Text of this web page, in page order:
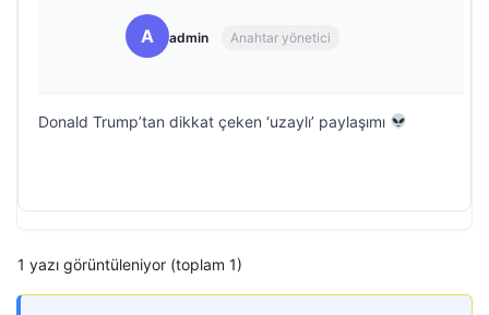
A admin Anahtar yönetici
Donald Trump’tan dikkat çeken ‘uzaylı’ paylaşımı
1 yazı görüntüleniyor (toplam 1)